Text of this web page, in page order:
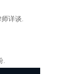
详谈.
.